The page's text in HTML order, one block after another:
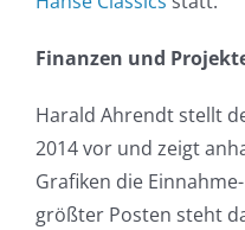
Finanzen und
Harald Ahrendt stellt
2014 vor und zeigt
Grafiken die
größter Posten steht